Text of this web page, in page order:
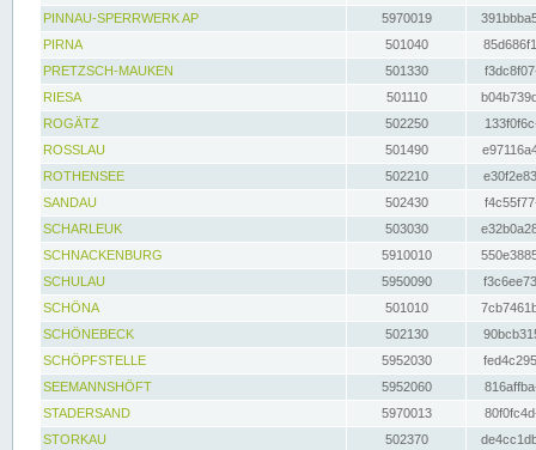
PINNAU-SPERRWERK AP
5970019
PIRNA
501040
PRETZSCH-MAUKEN
501330
RIESA
501110
ROGÄTZ
502250
ROSSLAU
501490
ROTHENSEE
502210
SANDAU
502430
SCHARLEUK
503030
SCHNACKENBURG
5910010
SCHULAU
5950090
SCHÖNA
501010
SCHÖNEBECK
502130
SCHÖPFSTELLE
5952030
SEEMANNSHÖFT
5952060
STADERSAND
5970013
STORKAU
502370